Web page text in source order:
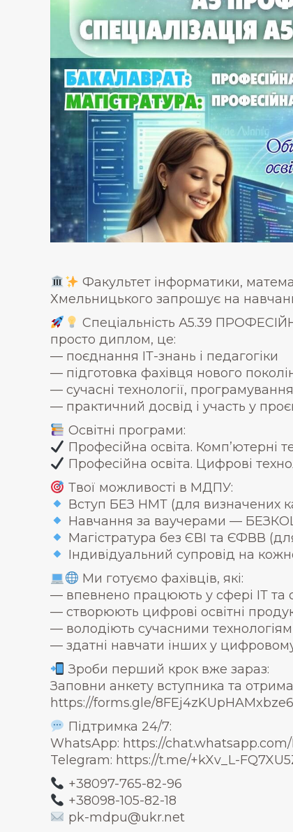
Факультет інформатики,
Хмельницького запрошує на
Спеціальність А5.39
просто диплом, це:
— поєднання ІТ-знань і педагогіки
— підготовка фахівця нового
— сучасні технології,
— практичний досвід і участь у
Освітні програми:
Професійна освіта. Комп’ютерні
Професійна освіта. Цифрові
Твої можливості в МДПУ:
Вступ БЕЗ НМТ (для визначених
Навчання за ваучерами —
Магістратура без ЄВІ та ЄФВВ
Індивідуальний супровід на
Ми готуємо фахівців, які:
— впевнено працюють у сфері ІТ та
— створюють цифрові освітні
— володіють сучасними
— здатні навчати інших у
Зроби перший крок вже зараз:
Заповни анкету вступника та
https://forms.gle/8FEj4zKUpHAMxbze6
Підтримка 24/7:
WhatsApp: https://
Telegram: https://t.me/+kXv_L-
+38097-765-82-96
+38098-105-82-18
pk-mdpu@ukr.net